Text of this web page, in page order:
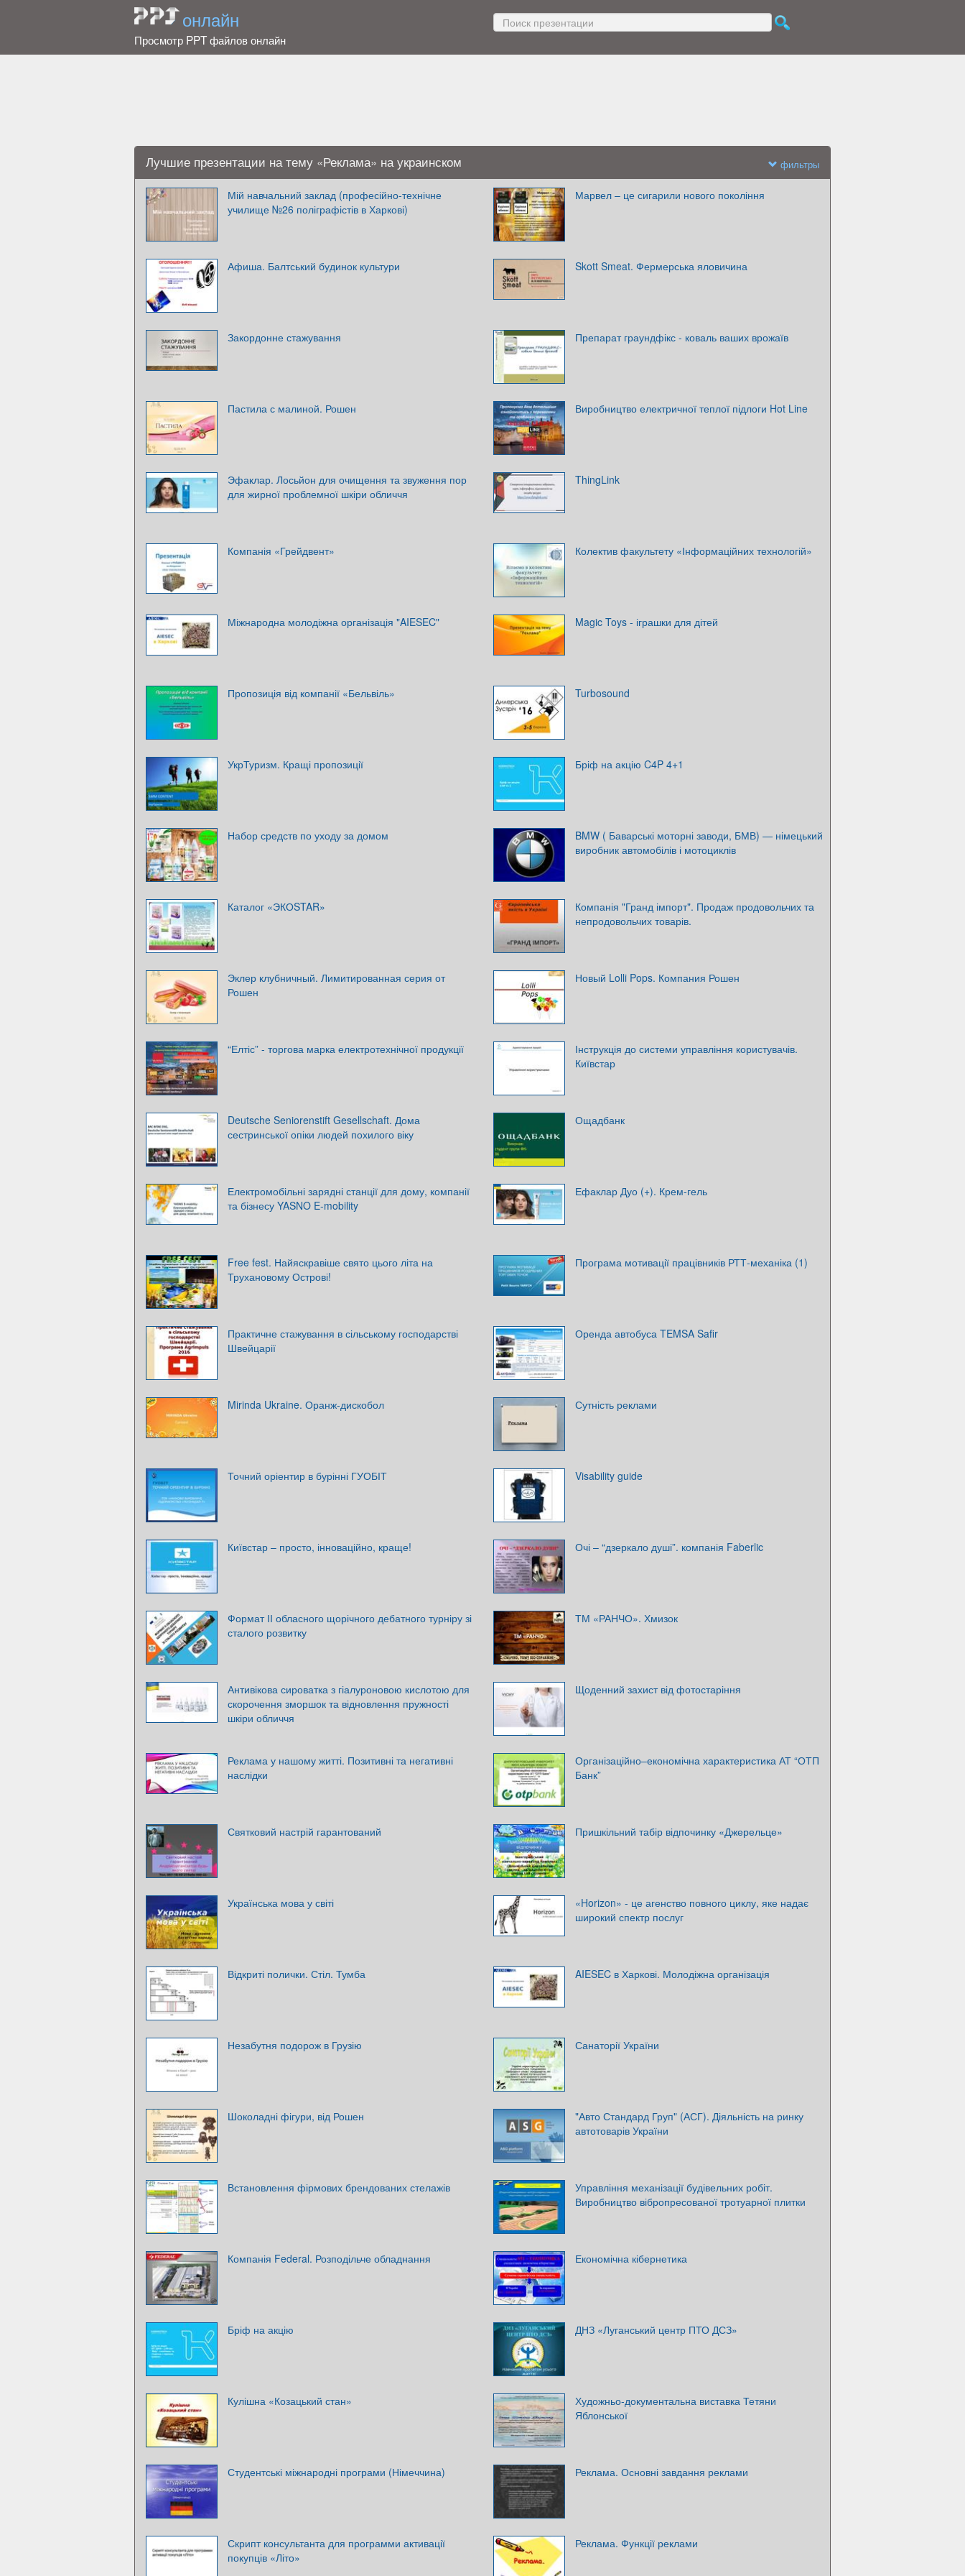
онлайн
Просмотр PPT файлов онлайн
Лучшие презентации на тему «Реклама» на украинском фильтры
Мій навчальний заклад (професійно-технічне
училище №26 поліграфістів в Харкові)
Марвел – це сигарили нового покоління
Афиша. Балтський будинок культури Skott Smeat. Фермерська яловичина
Закордонне стажування Препарат граундфікс - коваль ваших врожаїв
Пастила с малиной. Рошен Виробництво електричної теплої підлоги Hot Line
Эфаклар. Лосьйон для очищення та звуження пор
для жирної проблемної шкіри обличчя
ThingLink
Компанія «Грейдвент» Колектив факультету «Інформаційних технологій»
Міжнародна молодіжна організація "AIESEC" Magic Toys - іграшки для дітей
Пропозиція від компанії «Бельвіль» Turbosound
УкрТуризм. Кращі пропозиції Бріф на акцію C4P 4+1
Набор средств по уходу за домом
BMW ( Баварські моторні заводи, БМВ) — німецький
виробник автомобілів і мотоциклів
Каталог «ЭКОSTAR»
Компанія "Гранд імпорт". Продаж продовольчих та
непродовольчих товарів.
Эклер клубничный. Лимитированная серия от
Рошен
Новый Lolli Pops. Компания Рошен
“Елтіс” - торгова марка електротехнічної продукції
Інструкція до системи управління користувачів.
Київстар
Deutsche Seniorenstift Gesellschaft. Дома
сестринської опіки людей похилого віку
Ощадбанк
Електромобільні зарядні станції для дому, компанії
та бізнесу YASNO E-mobility
Ефаклар Дуо (+). Крем-гель
Free fest. Найяскравіше свято цього літа на
Трухановому Острові!
Програма мотивації працівників РТТ-механіка (1)
Практичне стажування в сільському господарстві
Швейцарії
Оренда автобуса TEMSA Safir
Mirinda Ukraine. Оранж-дискобол Сутність реклами
Точний оріентир в бурінні ГУОБІТ Visability guide
Київстар – просто, інноваційно, краще! Очі – “дзеркало душі”. компанія Faberlic
Формат ІІ обласного щорічного дебатного турніру зі
сталого розвитку
ТМ «РАНЧО». Хмизок
Антивікова сироватка з гіалуроновою кислотою для
скорочення зморшок та відновлення пружності
шкіри обличчя
Щоденний захист від фотостаріння
Реклама у нашому житті. Позитивні та негативні
наслідки
Організаційно–економічна характеристика АТ “ОТП
Банк”
Святковий настрій гарантований Пришкільний табір відпочинку «Джерельце»
Українська мова у світі
«Horizon» - це агенство повного циклу, яке надає
широкий спектр послуг
Відкриті полички. Стіл. Тумба AIESEC в Харкові. Молодіжна організація
Незабутня подорож в Грузію Санаторії України
Шоколадні фігури, від Рошен
"Авто Стандард Груп" (АСГ). Діяльність на ринку
автотоварів України
Встановлення фірмових брендованих стелажів
Управління механізації будівельних робіт.
Виробництво вібропресованої тротуарної плитки
Компанія Federal. Розподільче обладнання Економічна кібернетика
Бріф на акцію ДНЗ «Луганський центр ПТО ДСЗ»
Кулішна «Козацький стан»
Художньо-документальна виставка Тетяни
Яблонської
Студентські міжнародні програми (Німеччина) Реклама. Основні завдання реклами
Скрипт консультанта для программи активації
покупців «Літо»
Реклама. Функції реклами